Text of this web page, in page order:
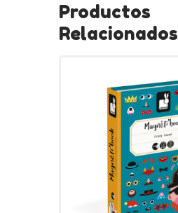
Productos
Relacionados